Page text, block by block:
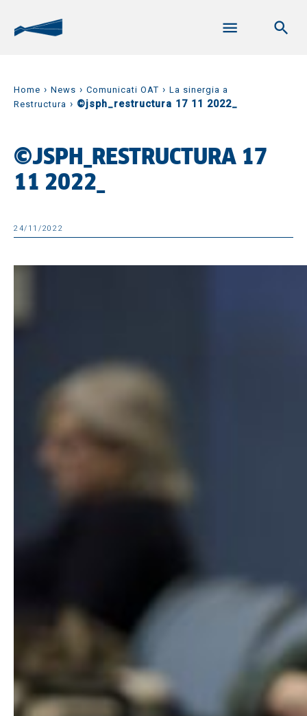
Home › News › Comunicati OAT › La sinergia a
Restructura › ©jsph_restructura 17 11 2022_
©JSPH_RESTRUCTURA 17
11 2022_
24/11/2022